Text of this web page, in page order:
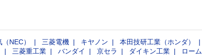
NEC） 三菱電機 キヤノン 本田技研工業（ホンダ）
三菱重工業 バンダイ 京セラ ダイキン工業 ローム